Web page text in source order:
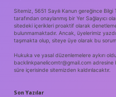
Sitemiz, 5651 Sayılı Kanun gereğince
tarafından onaylanmış bir Yer Sağlayıcı
sitedeki içerikleri proaktif olarak
bulunmamaktadır. Ancak, üyelerimiz
taşımakta olup, siteye üye olarak bu
Hukuka ve yasal düzenlemelere aykırı
backlinkpanelicomtr@gmail.com adresine
süre içerisinde sitemizden kaldırılacaktır.
Son Yazılar